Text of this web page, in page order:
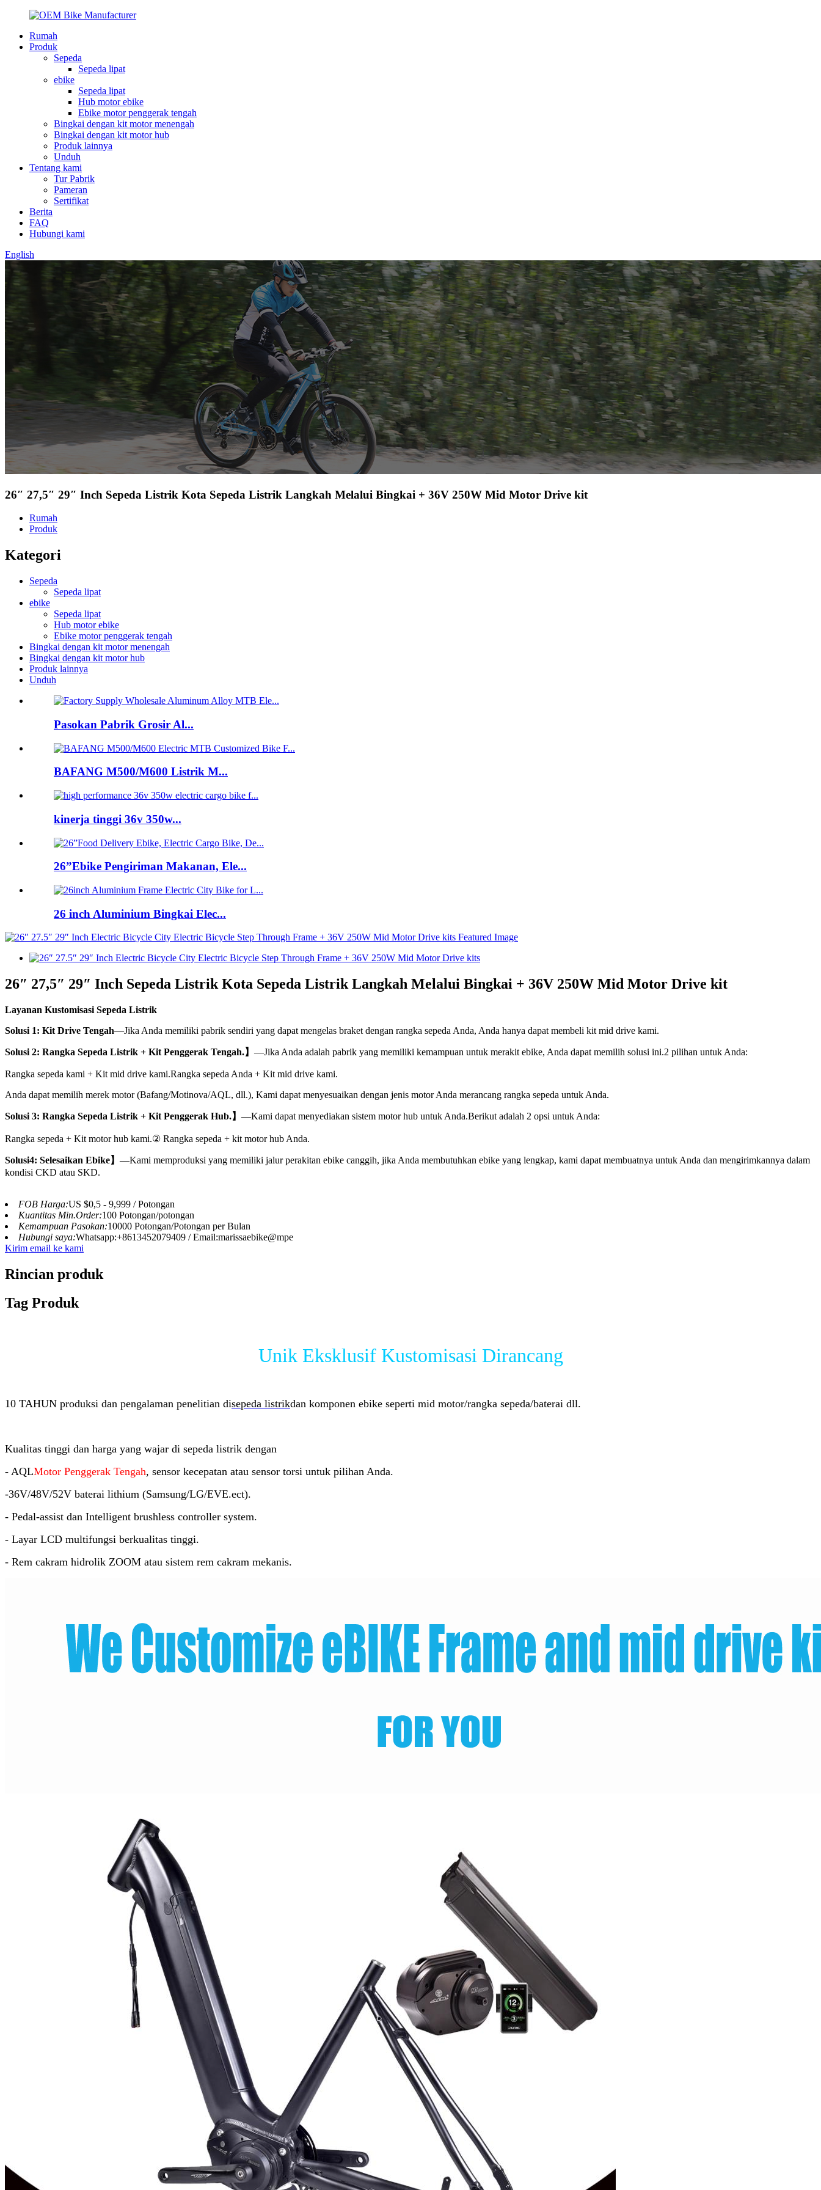
Rumah
Produk
Sepeda
Sepeda lipat
ebike
Sepeda lipat
Hub motor ebike
Ebike motor penggerak tengah
Bingkai dengan kit motor menengah
Bingkai dengan kit motor hub
Produk lainnya
Unduh
Tentang kami
Tur Pabrik
Pameran
Sertifikat
Berita
FAQ
Hubungi kami
English
26″ 27,5″ 29″ Inch Sepeda Listrik Kota Sepeda Listrik Langkah Melalui Bingkai + 36V 250W Mid Motor Drive kit
Rumah
Produk
Kategori
Sepeda
Sepeda lipat
ebike
Sepeda lipat
Hub motor ebike
Ebike motor penggerak tengah
Bingkai dengan kit motor menengah
Bingkai dengan kit motor hub
Produk lainnya
Unduh
Pasokan Pabrik Grosir Al...
BAFANG M500/M600 Listrik M...
kinerja tinggi 36v 350w...
26”Ebike Pengiriman Makanan, Ele...
26 inch Aluminium Bingkai Elec...
26″ 27,5″ 29″ Inch Sepeda Listrik Kota Sepeda Listrik Langkah Melalui Bingkai + 36V 250W Mid Motor Drive kit
Layanan Kustomisasi Sepeda Listrik
Solusi 1: Kit Drive Tengah—Jika Anda memiliki pabrik sendiri yang dapat mengelas braket dengan rangka sepeda Anda, Anda hanya dapat membeli kit mid drive kami.
Solusi 2: Rangka Sepeda Listrik + Kit Penggerak Tengah.】 —Jika Anda adalah pabrik yang memiliki kemampuan untuk merakit ebike, Anda dapat memilih solusi ini.2 pilihan untuk Anda:
Rangka sepeda kami + Kit mid drive kami.Rangka sepeda Anda + Kit mid drive kami.
Anda dapat memilih merek motor (Bafang/Motinova/AQL, dll.), Kami dapat menyesuaikan dengan jenis motor Anda merancang rangka sepeda untuk Anda.
Solusi 3: Rangka Sepeda Listrik + Kit Penggerak Hub.】 —Kami dapat menyediakan sistem motor hub untuk Anda.Berikut adalah 2 opsi untuk Anda:
Rangka sepeda + Kit motor hub kami.② Rangka sepeda + kit motor hub Anda.
Solusi4: Selesaikan Ebike】 —Kami memproduksi yang memiliki jalur perakitan ebike canggih, jika Anda membutuhkan ebike yang lengkap, kami dapat membuatnya untuk Anda dan mengirimkannya dalam
kondisi CKD atau SKD.
FOB Harga:US $0,5 - 9,999 / Potongan
Kuantitas Min.Order:100 Potongan/potongan
Kemampuan Pasokan:10000 Potongan/Potongan per Bulan
Hubungi saya:Whatsapp:+8613452079409 / Email:marissaebike@mpe
Kirim email ke kami
Rincian produk
Tag Produk
Unik Eksklusif Kustomisasi Dirancang
10 TAHUN produksi dan pengalaman penelitian disepeda listrikdan komponen ebike seperti mid motor/rangka sepeda/baterai dll.
Kualitas tinggi dan harga yang wajar di sepeda listrik dengan
- AQLMotor Penggerak Tengah, sensor kecepatan atau sensor torsi untuk pilihan Anda.
-36V/48V/52V baterai lithium (Samsung/LG/EVE.ect).
- Pedal-assist dan Intelligent brushless controller system.
- Layar LCD multifungsi berkualitas tinggi.
- Rem cakram hidrolik ZOOM atau sistem rem cakram mekanis.